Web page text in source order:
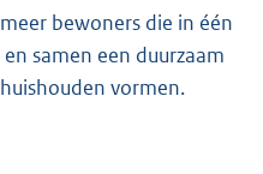
bewoners die in één
samen een duurzaam
vormen.